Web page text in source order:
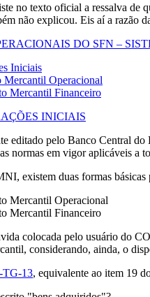
no texto oficial a ressalva de
não explicou. Eis aí a razão
DO SFN –
Iniciais
Mercantil Operacional
Mercantil Financeiro
INICIAIS
editado pelo Banco Central
normas em vigor aplicáveis a
existem duas formas
Mercantil Operacional
Mercantil Financeiro
colocada pelo usuário do
considerando, ainda, o
13, equivalente ao item 19